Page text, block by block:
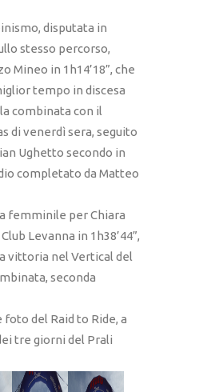
disputata in
stesso percorso,
Mineo in 1h14’18”, che
tempo in discesa
la combinata con il
di venerdì sera, seguito
Ughetto secondo in
completato da Matteo
femminile per Chiara
Levanna in 1h38’44”,
vittoria nel Vertical del
seconda
foto del Raid to Ride, a
tre giorni del Prali